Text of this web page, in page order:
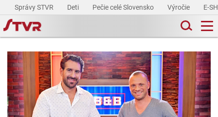
Správy STVR Deti Pečie celé Slovensko Výročie E-